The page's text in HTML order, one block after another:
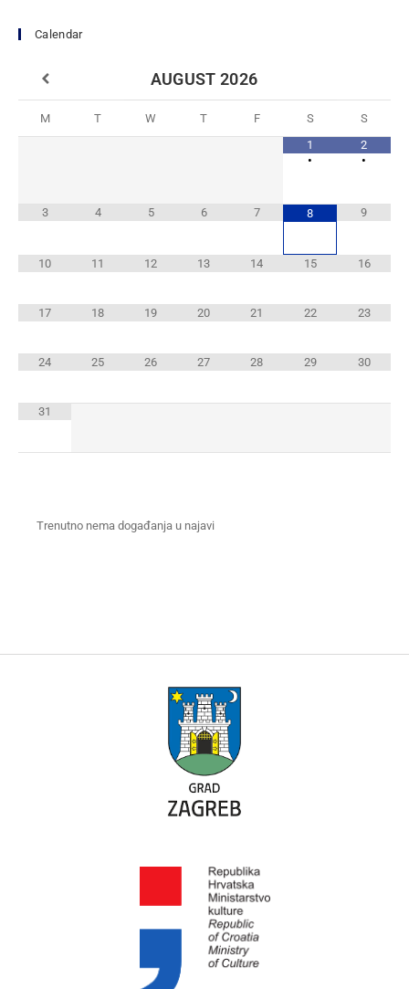
Calendar
AUGUST 2026
M T W T F S
S
1
•
2
•
3 4 5 6 7 8 9
10 11 12 13 14 15 16
17 18 19 20 21 22 23
24 25 26 27 28 29 30
31
Trenutno nema događanja u najavi